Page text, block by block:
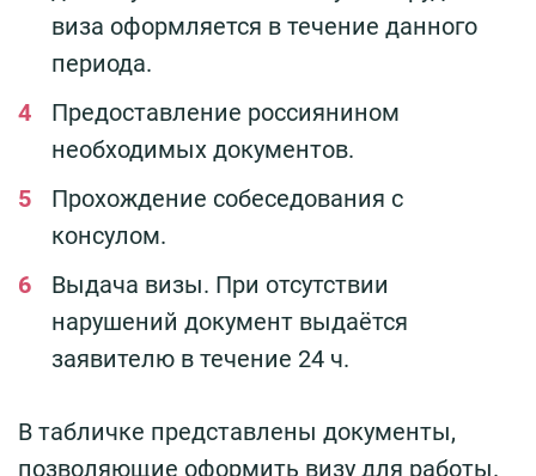
виза оформляется в течение данного
периода.
Предоставление россиянином
необходимых документов.
Прохождение собеседования с
консулом.
Выдача визы. При отсутствии
нарушений документ выдаётся
заявителю в течение 24 ч.
В табличке представлены документы,
позволяющие оформить визу для работы.